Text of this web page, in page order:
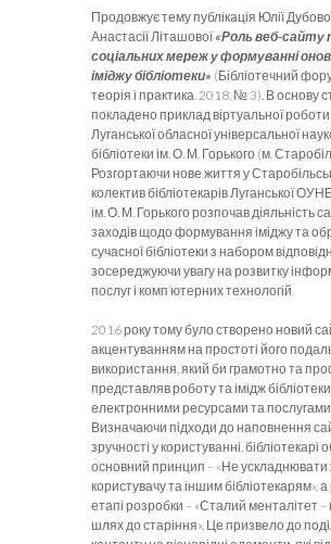
Продовжує тему публікація Юлії
Анастасії Літашової«Роль веб-сайту
соціальних мереж у формуванні
іміджу бібліотеки» (Бібліотечний
теорія і практика. 2018. № 3). В основу
покладено приклад віртуальної роботи
Луганської обласної універсальної
бібліотеки ім. О. М. Горького (м.
Розгортаючи нове життя у
колектив бібліотекарів Луганської
ім. О. М. Горького розпочав діяльність
заходів щодо формування іміджу та
сучасної бібліотеки з набором
зосереджуючи увагу на розвитку
послуг і комп’ютерних технологій.
2016 року тому було створено новий
акцентуванням на простоті його
використання, який би грамотно та
представляв роботу та імідж бібліотеки
електронними ресурсами та послугами.
Визначаючи підходи до наповнення
зручності у користуванні, бібліотекарі
основний принцип – «Не ускладнювати
користувачу та іншим бібліотекарям»,
етапі розробки – «Сталий менталітет –
шлях до старіння». Це призвело до